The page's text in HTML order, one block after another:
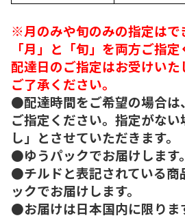
※月のみや旬のみの指定はで
「月」と「旬」を両方ご指定
配達日のご指定はお受けいた
ご了承ください。
●配達時間をご希望の場合は
ご指定ください。指定がな
し」とさせていただきます。
●ゆうパックでお届けします。
●チルドと表記されている商
ックでお届けします。
●お届けは日本国内に限りま